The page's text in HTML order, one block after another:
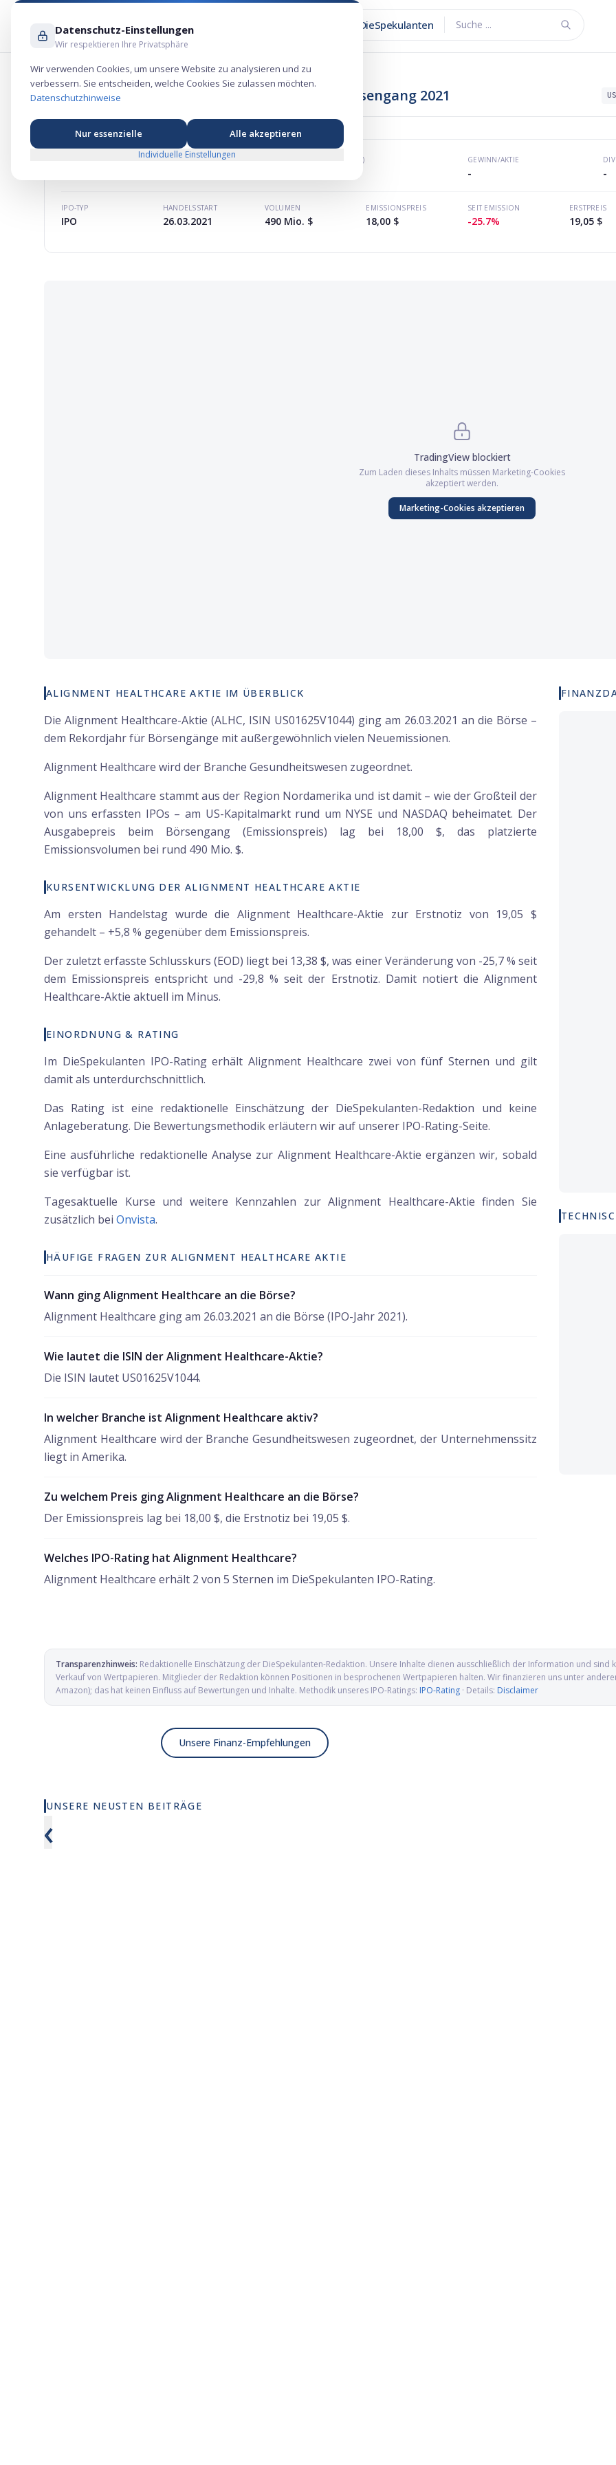
DieSpekulanten Suche ...
Alignment Healthcare Aktie – Gesundheits-Börsengang 2021
ALIGNMENT HEALTHCAREAKTIE MARKTKAPITALISIERUNG KGV (P/E) GEWINN/AKTIE
- -
IPO-TYP
IPO
HANDELSSTART
26.03.2021
VOLUMEN
490 Mio. $
EMISSIONSPREIS
18,00 $
SEIT EMISSION
-25.7%
ERSTPREIS
19,05 $
TradingViewblockiert
Zum Laden dieses Inhalts müssen Marketing-Cookies
akzeptiert werden.
Marketing-Cookies akzeptieren
ALIGNMENT HEALTHCARE AKTIE IM ÜBERBLICK
Die Alignment Healthcare-Aktie (ALHC, ISIN US01625V1044) ging am 26.03.2021 an die Börse –
dem Rekordjahr für Börsengänge mit außergewöhnlich vielen Neuemissionen.
Alignment Healthcare wird der Branche Gesundheitswesen zugeordnet.
Alignment Healthcare stammt aus der Region Nordamerika und ist damit – wie der Großteil der
von uns erfassten IPOs – am US-Kapitalmarkt rund um NYSE und NASDAQ beheimatet. Der
Ausgabepreis beim Börsengang (Emissionspreis) lag bei 18,00 $, das platzierte
Emissionsvolumen bei rund 490 Mio. $.
KURSENTWICKLUNG DER ALIGNMENT HEALTHCARE AKTIE
Am ersten Handelstag wurde die Alignment Healthcare-Aktie zur Erstnotiz von 19,05 $
gehandelt – +5,8 % gegenüber dem Emissionspreis.
Der zuletzt erfasste Schlusskurs (EOD) liegt bei 13,38 $, was einer Veränderung von -25,7 % seit
dem Emissionspreis entspricht und -29,8 % seit der Erstnotiz. Damit notiert die Alignment
Healthcare-Aktie aktuell im Minus.
EINORDNUNG & RATING
Im DieSpekulanten IPO-Rating erhält Alignment Healthcare zwei von fünf Sternen und gilt
damit als unterdurchschnittlich.
Das Rating ist eine redaktionelle Einschätzung der DieSpekulanten-Redaktion und keine
Anlageberatung. Die Bewertungsmethodik erläutern wir auf unserer IPO-Rating-Seite.
Eine ausführliche redaktionelle Analyse zur Alignment Healthcare-Aktie ergänzen wir, sobald
sie verfügbar ist.
Tagesaktuelle Kurse und weitere Kennzahlen zurAlignment Healthcare-Aktie finden Sie
zusätzlich bei Onvista.
HÄUFIGE FRAGEN ZUR ALIGNMENT HEALTHCARE AKTIE
Wann ging Alignment Healthcare an die Börse?
Alignment Healthcare ging am 26.03.2021 an die Börse (IPO-Jahr 2021).
Wie lautet die ISIN der Alignment Healthcare-Aktie?
Die ISIN lautet US01625V1044.
In welcher Branche ist Alignment Healthcare aktiv?
Alignment Healthcare wird der Branche Gesundheitswesen zugeordnet, der Unternehmenssitz
liegt in Amerika.
Zu welchem Preis ging Alignment Healthcare an die Börse?
Der Emissionspreis lag bei 18,00 $, die Erstnotiz bei 19,05 $.
Welches IPO-Rating hat Alignment Healthcare?
Alignment Healthcare erhält 2 von 5 Sternen im DieSpekulanten IPO-Rating.
Transparenzhinweis: Redaktionelle Einschätzung der DieSpekulanten-Redaktion. Unsere Inhalte dienen ausschließlich der Information und
Verkauf von Wertpapieren. Mitglieder der Redaktion können Positionen in besprochenen Wertpapieren halten. Wir finanzieren uns unter
Amazon); das hat keinen Einfluss auf Bewertungen und Inhalte. Methodik unseres IPO-Ratings: IPO-Rating · Details: Disclaimer
Unsere Finanz-Empfehlungen
UNSERE NEUSTEN BEITRÄGE
Wie viel KI wirklich in deinem MSCI
‹
Datenschutz-Einstellungen
Wir respektieren Ihre Privatsphäre
Wir verwenden Cookies, um unsere Website zu analysieren und zu
verbessern. Sie entscheiden, welche Cookies Sie zulassen möchten.
Datenschutzhinweise
Nur essenzielle Alle akzeptieren
Individuelle Einstellungen